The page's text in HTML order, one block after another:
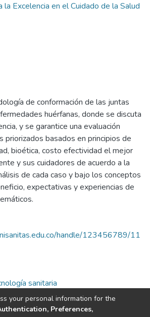
Excelencia en el Cuidado de la Salud
de conformación de las juntas
huérfanas, donde se discuta
y se garantice una evaluación
priorizados basados en principios de
bioética, costo efectividad el mejor
y sus cuidadores de acuerdo a la
de cada caso y bajo los conceptos
expectativas y experiencias de
handle/123456789/11
sanitaria
your personal information for the
Preferences,